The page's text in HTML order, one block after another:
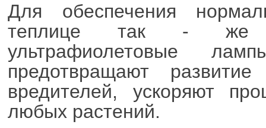
Для обеспечения
теплице так - же
ультрафиолетовые
предотвращают
вредителей, ускоряют
любых растений.